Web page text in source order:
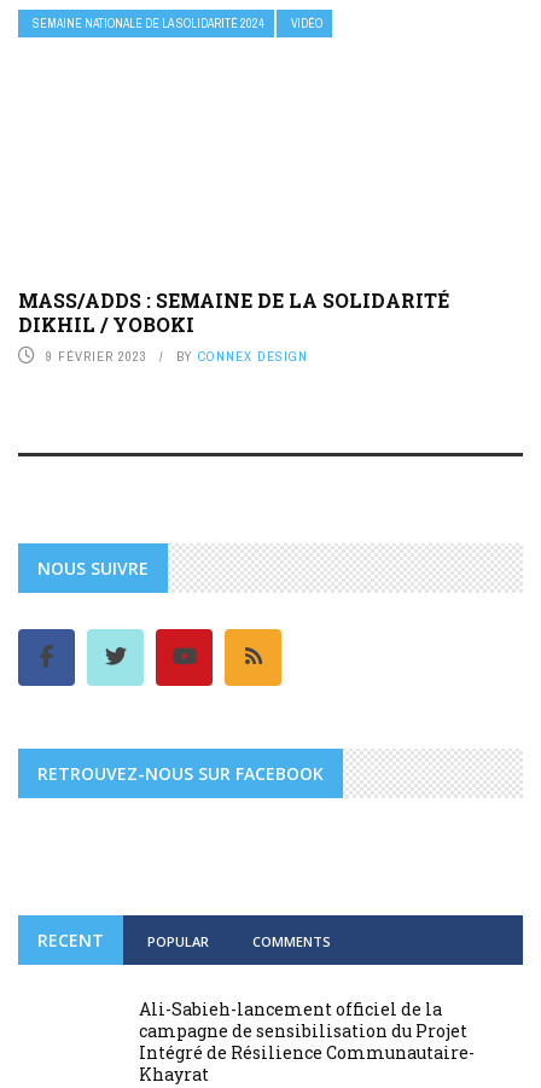
SEMAINE NATIONALE DE LA SOLIDARITÉ 2024 VIDÉO
MASS/ADDS : SEMAINE DE LA SOLIDARITÉ
DIKHIL / YOBOKI
9 FÉVRIER 2023 BY CONNEX DESIGN
NOUS SUIVRE
RETROUVEZ-NOUS SUR FACEBOOK
RECENT POPULAR COMMENTS
Ali-Sabieh-lancement officiel de la
campagne de sensibilisation du Projet
Intégré de Résilience Communautaire-
Khayrat